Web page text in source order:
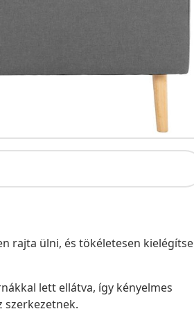
rajta ülni, és tökéletesen kielégítse
lett ellátva, így kényelmes
szerkezetnek.